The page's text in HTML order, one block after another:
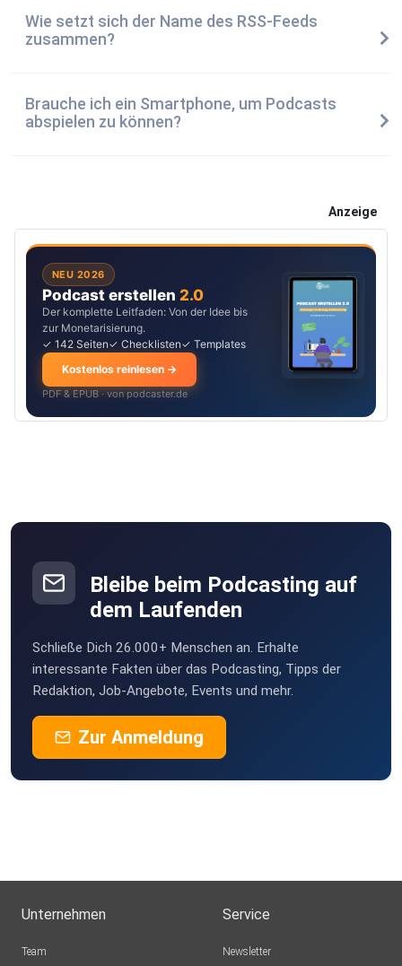
Wie setzt sich der Name des RSS-Feeds
zusammen?
Brauche ich ein Smartphone, um Podcasts
abspielen zu können?
Anzeige
NEU 2026
Podcast erstellen 2.0
Der komplette Leitfaden: Von der Idee bis
zur Monetarisierung.
✓ 142 Seiten✓ Checklisten✓ Templates
Kostenlos reinlesen →
PDF & EPUB · von podcaster.de
Bleibe beim Podcasting auf
dem Laufenden
Schließe Dich 26.000+ Menschen an. Erhalte
interessante Fakten über das Podcasting, Tipps der
Redaktion, Job-Angebote, Events und mehr.
Zur Anmeldung
Unternehmen
Team
Service
Newsletter